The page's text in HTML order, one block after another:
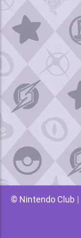
© Nintendo Club |